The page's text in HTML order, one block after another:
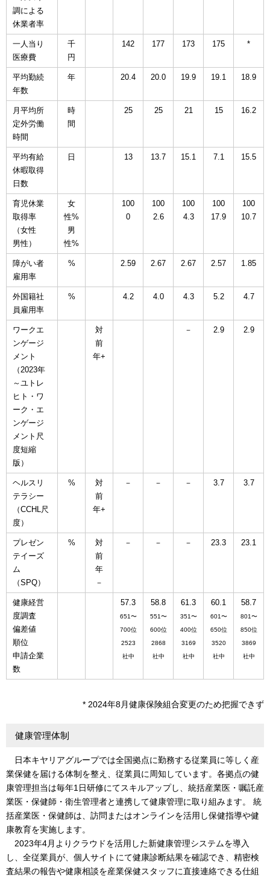
調による
休業者率
一人当り
医療費
千
円
142 177 173 175 *
平均勤続
年数
年 20.4 20.0 19.9 19.1 18.9
月平均所
定外労働
時間
時
間
25 25 21 15 16.2
平均有給
休暇取得
日数
日 13 13.7 15.1 7.1 15.5
育児休業
取得率
（女性
男性）
女
性%
男
性%
100
0
100
2.6
100
4.3
100
17.9
100
10.7
障がい者
雇用率
% 2.59 2.67 2.67 2.57 1.85
外国籍社
員雇用率
% 4.2 4.0 4.3 5.2 4.7
ワークエ
ンゲージ
メント
（2023年
～ユトレ
ヒト・ワ
ーク・エ
ンゲージ
メント尺
度短縮
版）
対
前
年+
－ 2.9 2.9
ヘルスリ
テラシー
（CCHL尺
度）
%
対
前
年+
－ － － 3.7 3.7
プレゼン
テイーズ
ム
（SPQ）
%
対
前
年
－
－ － － 23.3 23.1
健康経営
度調査
偏差値
順位
申請企業
数
57.3
651〜
700位
2523
社中
58.8
551〜
600位
2868
社中
61.3
351〜
400位
3169
社中
60.1
601〜
650位
3520
社中
58.7
801〜
850位
3869
社中
* 2024年8月健康保険組合変更のため把握できず
健康管理体制
日本キヤリアグループでは全国拠点に勤務する従業員に等しく産
業保健を届ける体制を整え、従業員に周知しています。各拠点の健
康管理担当は毎年1日研修にてスキルアップし、統括産業医・嘱託産
業医・保健師・衛生管理者と連携して健康管理に取り組みます。 統
括産業医・保健師は、訪問またはオンラインを活用し保健指導や健
康教育を実施します。
2023年4月よりクラウドを活用した新健康管理システムを導入
し、全従業員が、個人サイトにて健康診断結果を確認でき、精密検
査結果の報告や健康相談を産業保健スタッフに直接連絡できる仕組